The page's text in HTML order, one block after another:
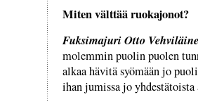
Miten välttää ruokajonot?
Fuksimajuri Otto
molemmin puolin puolen
alkaa hävitä syömään jo
ihan jumissa jo